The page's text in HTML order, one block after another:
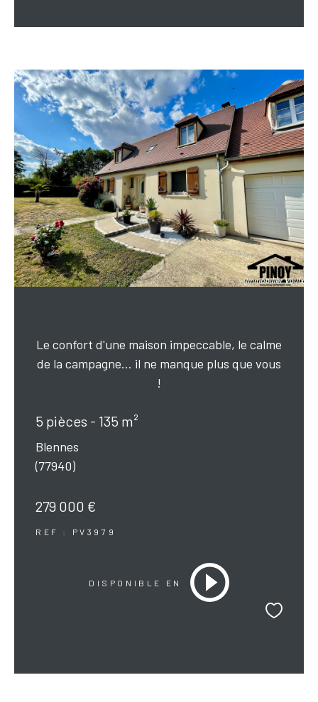
Le confort d'une maison impeccable, le calme
de la campagne… il ne manque plus que vous
!
5 pièces - 135 m²
Blennes
(77940)
279 000 €
REF : PV3979
DISPONIBLE EN